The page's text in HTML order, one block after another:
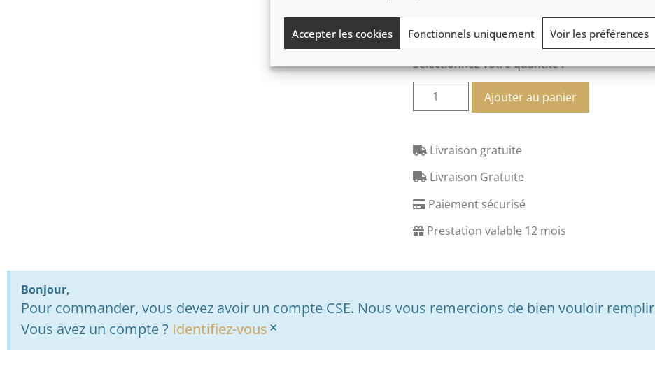
Accepter les cookies Fonctionnels uniquement Voir les préférences
Sélectionnez votre quantité :
Ajouter au panier
Livraison gratuite
Livraison Gratuite
Paiement sécurisé
Prestation valable 12 mois
Bonjour,
Pour commander, vous devez avoir un compte CSE. Nous vous remercions de bien vouloir remplir
Vous avez un compte ? Identifiez-vous×